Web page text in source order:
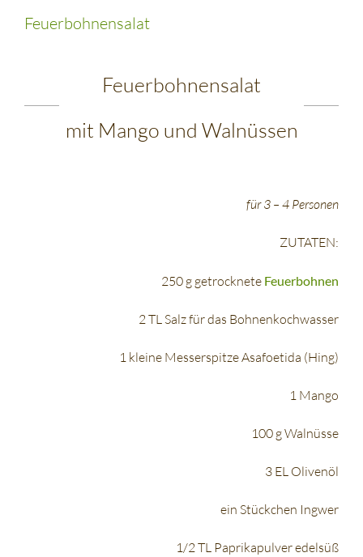
Feuerbohnensalat
Feuerbohnensalat
mit Mango und Walnüssen
für 3 – 4 Personen
ZUTATEN:
250 g getrocknete Feuerbohnen
2 TL Salz für das Bohnenkochwasser
1 kleine Messerspitze Asafoetida (Hing)
1 Mango
100 g Walnüsse
3 EL Olivenöl
ein Stückchen Ingwer
1/2 TL Paprikapulver edelsüß